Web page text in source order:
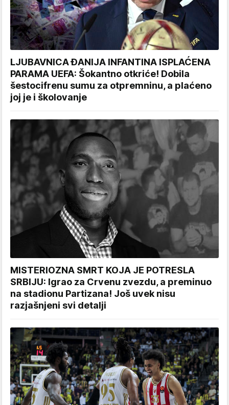
LJUBAVNICA ĐANIJA INFANTINA ISPLAĆENA
PARAMA UEFA: Šokantno otkriće! Dobila
šestocifrenu sumu za otpremninu, a plaćeno
joj je i školovanje
MISTERIOZNA SMRT KOJA JE POTRESLA
SRBIJU: Igrao za Crvenu zvezdu, a preminuo
na stadionu Partizana! Još uvek nisu
razjašnjeni svi detalji